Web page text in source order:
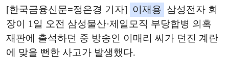
[한국금융신문=정은경 기자] 이재용 삼성전자 회
장이 1일 오전 삼성물산·제일모직 부당합병 의혹
재판에 출석하던 중 방송인 이매리 씨가 던진 계란
에 맞을 뻔한 사고가 발생했다.